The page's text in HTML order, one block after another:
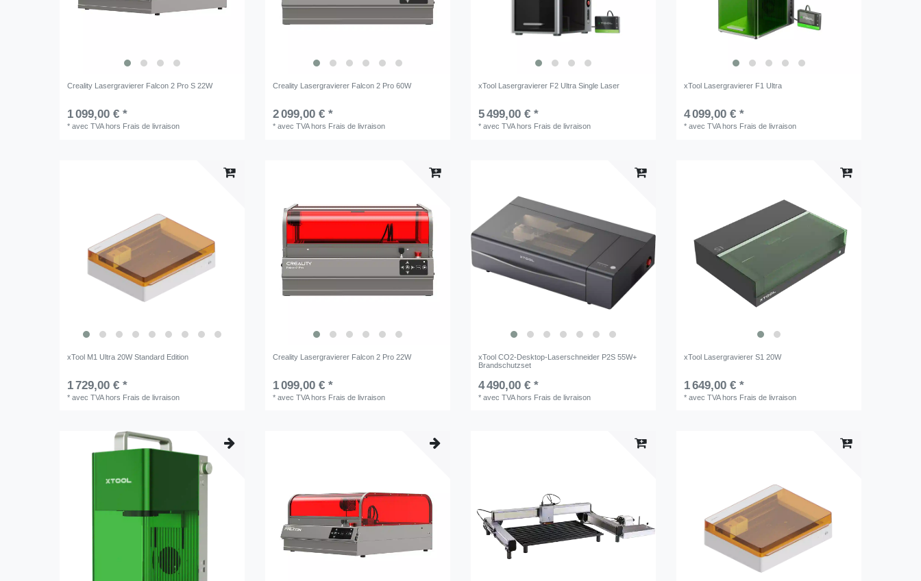
Creality Lasergravierer Falcon 2 Pro S 22W
1 099,00 € *
*avec TVAhors Frais de livraison
Creality Lasergravierer Falcon 2 Pro 60W
2 099,00 € *
*avec TVAhors Frais de livraison
xTool Lasergravierer F2 Ultra Single Laser
5 499,00 € *
*avec TVAhors Frais de livraison
xTool Lasergravierer F1 Ultra
4 099,00 € *
*avec TVAhors Frais de livraison
xTool M1 Ultra 20W Standard Edition
1 729,00 € *
*avec TVAhors Frais de livraison
Creality Lasergravierer Falcon 2 Pro 22W
1 099,00 € *
*avec TVAhors Frais de livraison
xTool CO2-Desktop-Laserschneider P2S 55W+
Brandschutzset
4 490,00 € *
*avec TVAhors Frais de livraison
xTool Lasergravierer S1 20W
1 649,00 € *
*avec TVAhors Frais de livraison